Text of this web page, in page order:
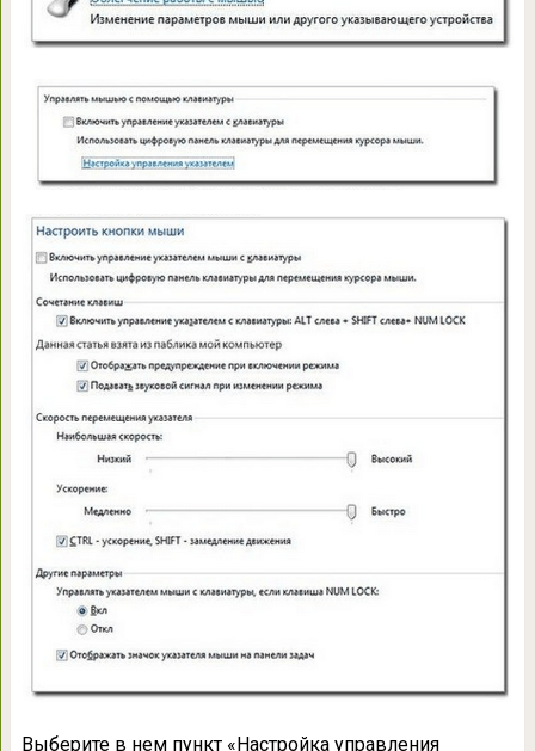
Выберите в нем пункт «Настройка управления